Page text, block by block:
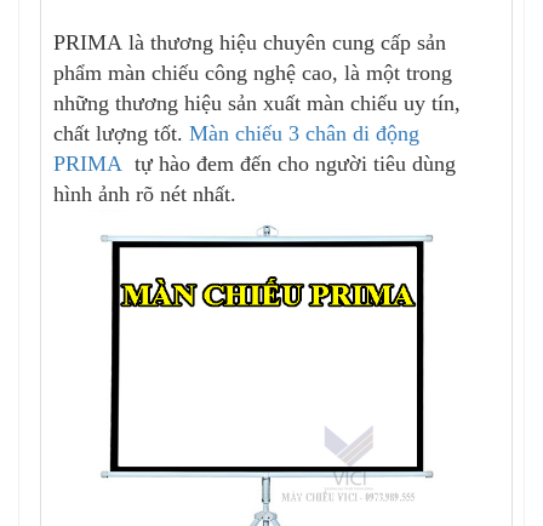
PRIMA là thương hiệu chuyên cung cấp sản
phẩm màn chiếu công nghệ cao, là một trong
những thương hiệu sản xuất màn chiếu uy tín,
chất lượng tốt. Màn chiếu 3 chân di động
PRIMA tự hào đem đến cho người tiêu dùng
hình ảnh rõ nét nhất.